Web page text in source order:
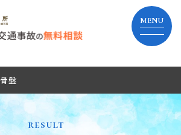
当事務所の特長
骨盤
result